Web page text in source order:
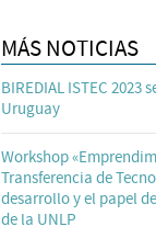
MÁS NOTICIAS
BIREDIAL ISTEC 2023
Uruguay
Workshop
Transferencia de
desarrollo y el papel
de la UNLP